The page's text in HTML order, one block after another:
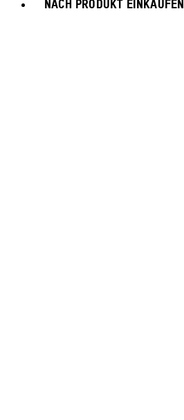
NACH PRODUKT EINKAUFEN